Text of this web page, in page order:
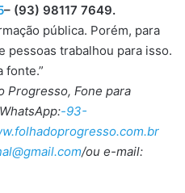
– (93) 98117 7649.
pública. Porém, para
pessoas trabalhou para isso.
fonte.”
Progresso, Fone para
-93-
/ou e-mail: